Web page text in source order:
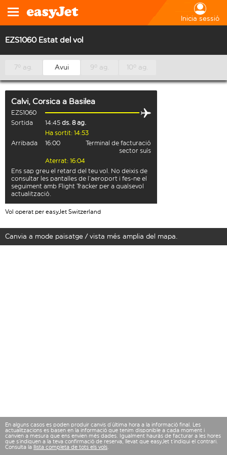
Inicia sessió
EZS1060 Estat del vol
7º ag. Avui 9º ag. 10º ag.
Calvi, Corsica a Basilea
EZS1060
Sortida
14:45 ds. 8 ag.
Ha sortit: 14:53
Arribada
16:00
Terminal de facturació
sector suís
Aterrat: 16:04
Ens sap greu el retard del teu vol. No deixis de
consultar les pantalles de l’aeroport i fes-ne el
seguiment amb Flight Tracker per a qualsevol
actualització.
Vol operat per easyJet Switzerland
Canvia a mode paisatge / vista més amplia del mapa.
En alguns casos es poden produir canvis d’última hora a la informació final. Les
actualitzacions es basen en la informació que tenim disponible a cada moment i
canvien a mesura que ens envien més dades. Igualment hauràs de facturar a les hores
que s’indiquen a la teva confirmació de reserva, llevat que easyJet t’indiqui el contrari.
Consulta la llista completa de tots els vols.